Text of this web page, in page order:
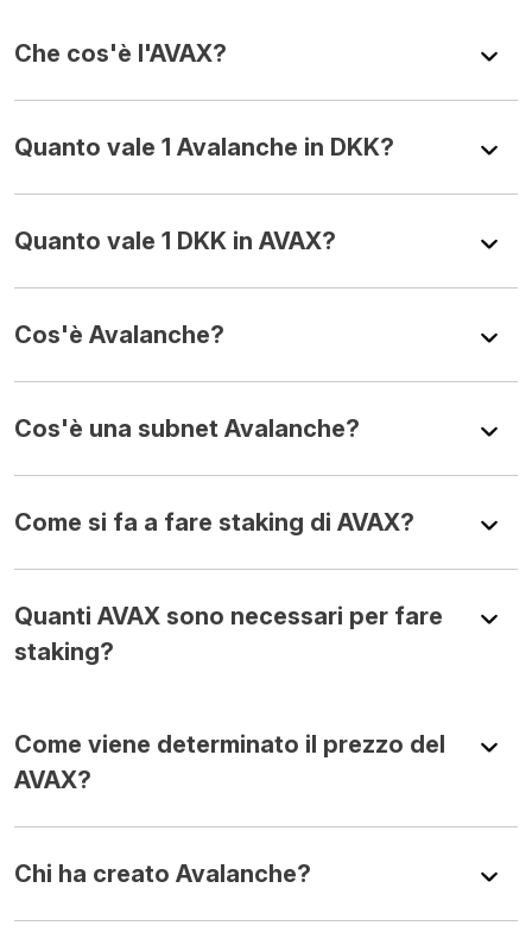
Che cos'è l'AVAX?
Quanto vale 1 Avalanche in DKK?
Quanto vale 1 DKK in AVAX?
Cos'è Avalanche?
Cos'è una subnet Avalanche?
Come si fa a fare staking di AVAX?
Quanti AVAX sono necessari per fare
staking?
Come viene determinato il prezzo del
AVAX?
Chi ha creato Avalanche?